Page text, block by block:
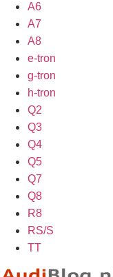
A6
A7
A8
e-tron
g-tron
h-tron
Q2
Q3
Q4
Q5
Q7
Q8
R8
RS/S
TT